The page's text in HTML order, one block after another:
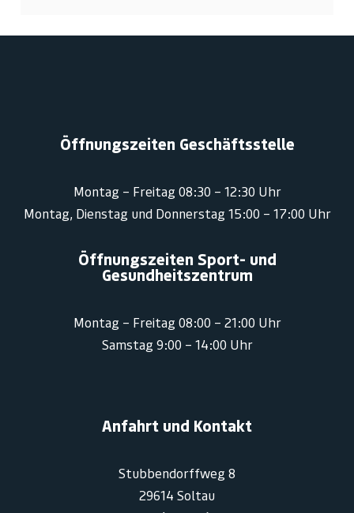
Öffnungszeiten Geschäftsstelle
Montag – Freitag 08:30 – 12:30 Uhr
Montag, Dienstag und Donnerstag 15:00 – 17:00 Uhr
Öffnungszeiten Sport- und
Gesundheitszentrum
Montag – Freitag 08:00 – 21:00 Uhr
Samstag 9:00 – 14:00 Uhr
Anfahrt und Kontakt
Stubbendorffweg 8
29614 Soltau